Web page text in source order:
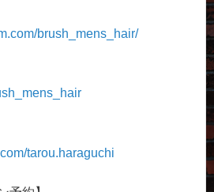
brush_mens_hair/
tarou.haraguchi